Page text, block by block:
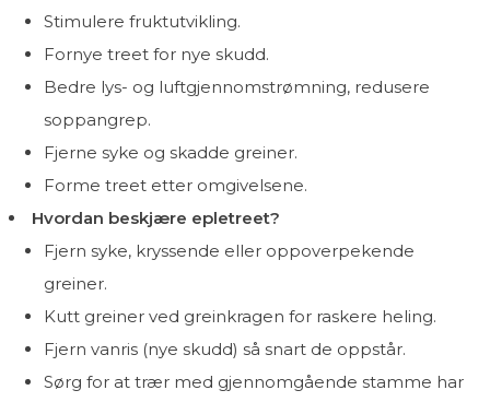
Stimulere fruktutvikling.
Fornye treet for nye skudd.
Bedre lys- og luftgjennomstrømning, redusere
soppangrep.
Fjerne syke og skadde greiner.
Forme treet etter omgivelsene.
Hvordan beskjære epletreet?
Fjern syke, kryssende eller oppoverpekende
greiner.
Kutt greiner ved greinkragen for raskere heling.
Fjern vanris (nye skudd) så snart de oppstår.
Sørg for at trær med gjennomgående stamme har